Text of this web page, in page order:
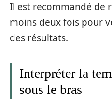
Il est recommandé de
moins deux fois pour
des résultats.
Interpréter la
sous le bras